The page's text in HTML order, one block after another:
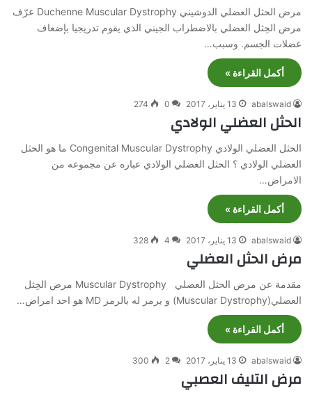
مرض الحثل العضلي الدوشيني Duchenne Muscular Dystrophy عرّف
مرض الحِثل العضلي بالاضطراب الجيني الذي يقوم تدريجيا بإضعاف
عضلات الجسم. وسبب…
أكمل القراءة »
abalswaid 13 يناير، 2017 0
274
الحثل العضلي الولادي
الحثل العضلي الولادي Congenital Muscular Dystrophy ما هو الحثل
العضلي الولادي ؟ الحثل العضلي الولادي عباره عن مجموعه من
الامراض…
أكمل القراءة »
abalswaid 13 يناير، 2017 4
328
مرض الحثل العضلي
مقدمة عن مرض الحثل العضلي Muscular Dystrophy مرض الحِثل
العضلي(Muscular Dystrophy) و يرمز له بالرمز MD هو احد امراض…
أكمل القراءة »
abalswaid 13 يناير، 2017 2
300
مرض التليف العصبي